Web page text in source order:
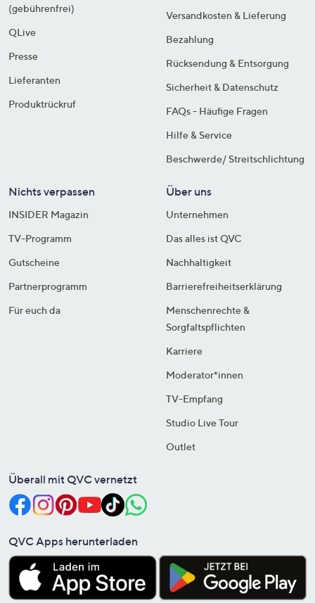
(gebührenfrei)
QLive
Presse
Lieferanten
Produktrückruf
Versandkosten & Lieferung
Bezahlung
Rücksendung & Entsorgung
Sicherheit & Datenschutz
FAQs - Häufige Fragen
Hilfe & Service
Beschwerde/ Streitschlichtung
Nichts verpassen
INSIDER Magazin
TV-Programm
Gutscheine
Partnerprogramm
Für euch da
Über uns
Unternehmen
Das alles ist QVC
Nachhaltigkeit
Barrierefreiheitserklärung
Menschenrechte &
Sorgfaltspflichten
Karriere
Moderator*innen
TV-Empfang
Studio Live Tour
Outlet
Überall mit QVC vernetzt
QVC Apps herunterladen